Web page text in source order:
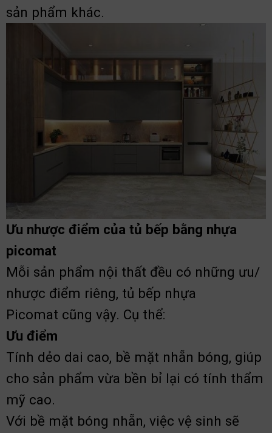
sản phẩm khác.
Ưu nhược điểm của tủ bếp bằng nhựa
picomat
Mỗi sản phẩm nội thất đều có những ưu/
nhược điểm riêng, tủ bếp nhựa
Picomat cũng vậy. Cụ thể:
Ưu điểm
Tính dẻo dai cao, bề mặt nhẵn bóng, giúp
cho sản phẩm vừa bền bỉ lại có tính thẩm
mỹ cao.
Với bề mặt bóng nhẵn, việc vệ sinh sẽ